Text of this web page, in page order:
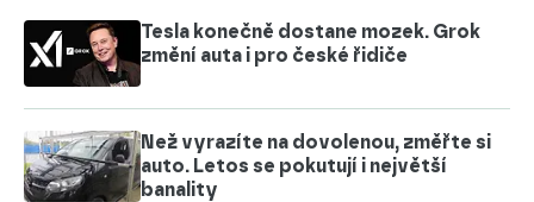
Tesla konečně dostane mozek. Grok
změní auta i pro české řidiče
Než vyrazíte na dovolenou, změřte si
auto. Letos se pokutují i největší
banality